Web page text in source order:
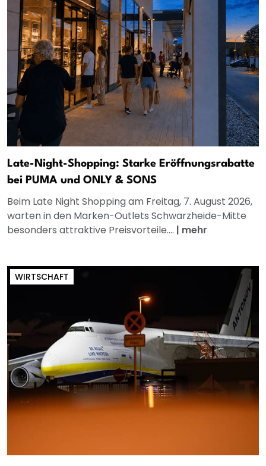
Late-Night-Shopping: Starke Eröffnungsrabatte
bei PUMA und ONLY & SONS
Beim Late Night Shopping am Freitag, 7. August 2026,
warten in den Marken-Outlets Schwarzheide-Mitte
besonders attraktive Preisvorteile.... | mehr
WIRTSCHAFT